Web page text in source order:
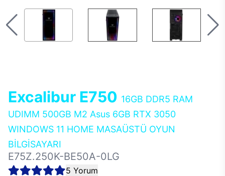
Excalibur E750 16GB DDR5 RAM
UDIMM 500GB M2 Asus 6GB RTX 3050
WINDOWS 11 HOME MASAÜSTÜ OYUN
BİLGİSAYARI
E75Z.250K-BE50A-0LG
5 Yorum